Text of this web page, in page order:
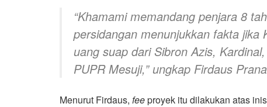
“Khamami memandang penjara 8
persidangan menunjukkan fakta
uang suap dari Sibron Azis,
PUPR Mesuji,” ungkap Firdaus
Menurut Firdaus, feeproyek itu dilakukan atas